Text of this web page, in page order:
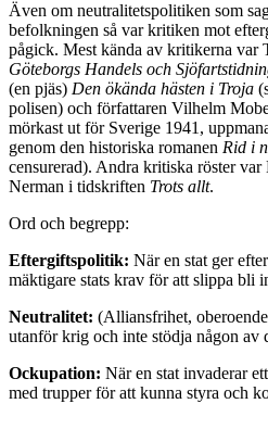
Även om neutralitetspolitiken som
befolkningen så var kritiken mot
pågick. Mest kända av kritikerna var
Göteborgs Handels och
(en pjäs) Den ökända hästen i Troja
polisen) och författaren Vilhelm
mörkast ut för Sverige 1941,
genom den historiska romanen Rid i
censurerad). Andra kritiska röster
Nerman i tidskriften Trots allt.
Ord och begrepp:
Eftergiftspolitik: När en stat ger
mäktigare stats krav för att slippa bli
Neutralitet: (Alliansfrihet,
utanför krig och inte stödja någon av
Ockupation: När en stat invaderar
med trupper för att kunna styra och